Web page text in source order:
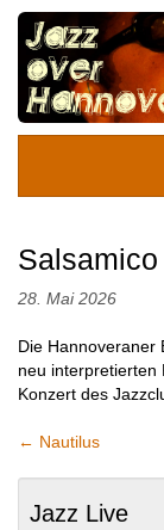
Salsamico
28. Mai 2026
Die Hannoveraner
neu interpretierten
Konzert des
← Nautilus
Jazz Live